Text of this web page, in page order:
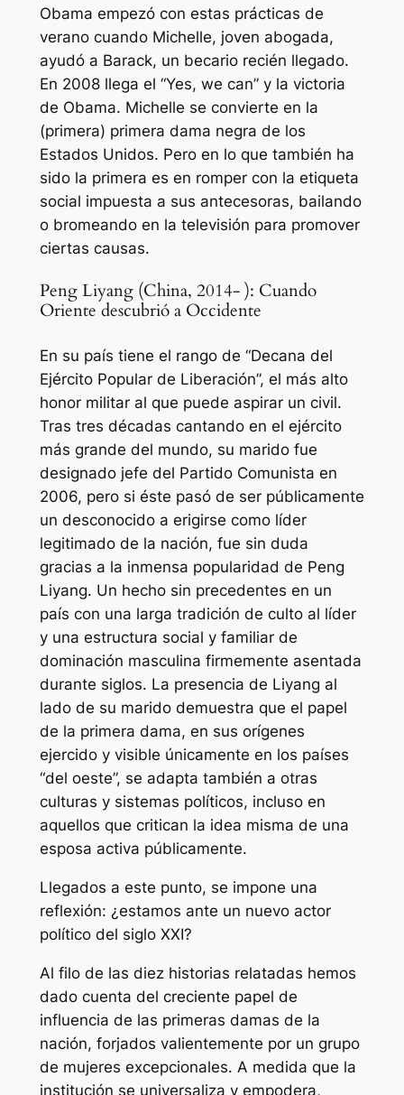
Obama empezó con estas prácticas de
verano cuando Michelle, joven abogada,
ayudó a Barack, un becario recién llegado.
En 2008 llega el “Yes, we can” y la victoria
de Obama. Michelle se convierte en la
(primera) primera dama negra de los
Estados Unidos. Pero en lo que también ha
sido la primera es en romper con la etiqueta
social impuesta a sus antecesoras, bailando
o bromeando en la televisión para promover
ciertas causas.
Peng Liyang (China, 2014- ): Cuando
Oriente descubrió a Occidente
En su país tiene el rango de “Decana del
Ejército Popular de Liberación”, el más alto
honor militar al que puede aspirar un civil.
Tras tres décadas cantando en el ejército
más grande del mundo, su marido fue
designado jefe del Partido Comunista en
2006, pero si éste pasó de ser públicamente
un desconocido a erigirse como líder
legitimado de la nación, fue sin duda
gracias a la inmensa popularidad de Peng
Liyang. Un hecho sin precedentes en un
país con una larga tradición de culto al líder
y una estructura social y familiar de
dominación masculina firmemente asentada
durante siglos. La presencia de Liyang al
lado de su marido demuestra que el papel
de la primera dama, en sus orígenes
ejercido y visible únicamente en los países
“del oeste”, se adapta también a otras
culturas y sistemas políticos, incluso en
aquellos que critican la idea misma de una
esposa activa públicamente.
Llegados a este punto, se impone una
reflexión: ¿estamos ante un nuevo actor
político del siglo XXI?
Al filo de las diez historias relatadas hemos
dado cuenta del creciente papel de
influencia de las primeras damas de la
nación, forjados valientemente por un grupo
de mujeres excepcionales. A medida que la
institución se universaliza y empodera,